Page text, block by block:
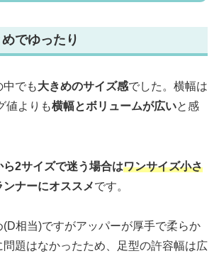
でゆったり
中でも大きめのサイズ感でした。横幅は
値よりも横幅とボリュームが広いと感
ら2サイズで迷う場合はワンサイズ小さ
ンナーにオススメです。
相当)ですがアッパーが厚手で柔らか
問題はなかったため、足型の許容幅は広